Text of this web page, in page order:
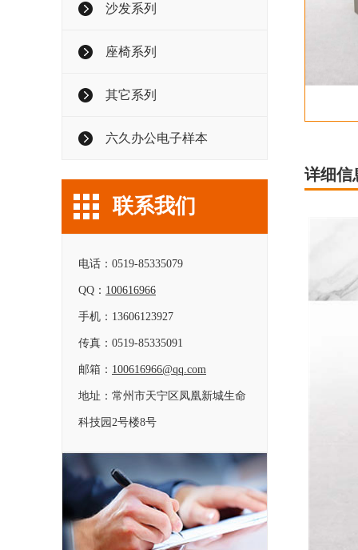
沙发系列
座椅系列
其它系列
六久办公电子样本
联系我们
电话：0519-85335079
QQ： 100616966
手机：13606123927
传真：0519-85335091
邮箱： 100616966@qq.com
地址：常州市天宁区凤凰新城生命
科技园2号楼8号
详细信